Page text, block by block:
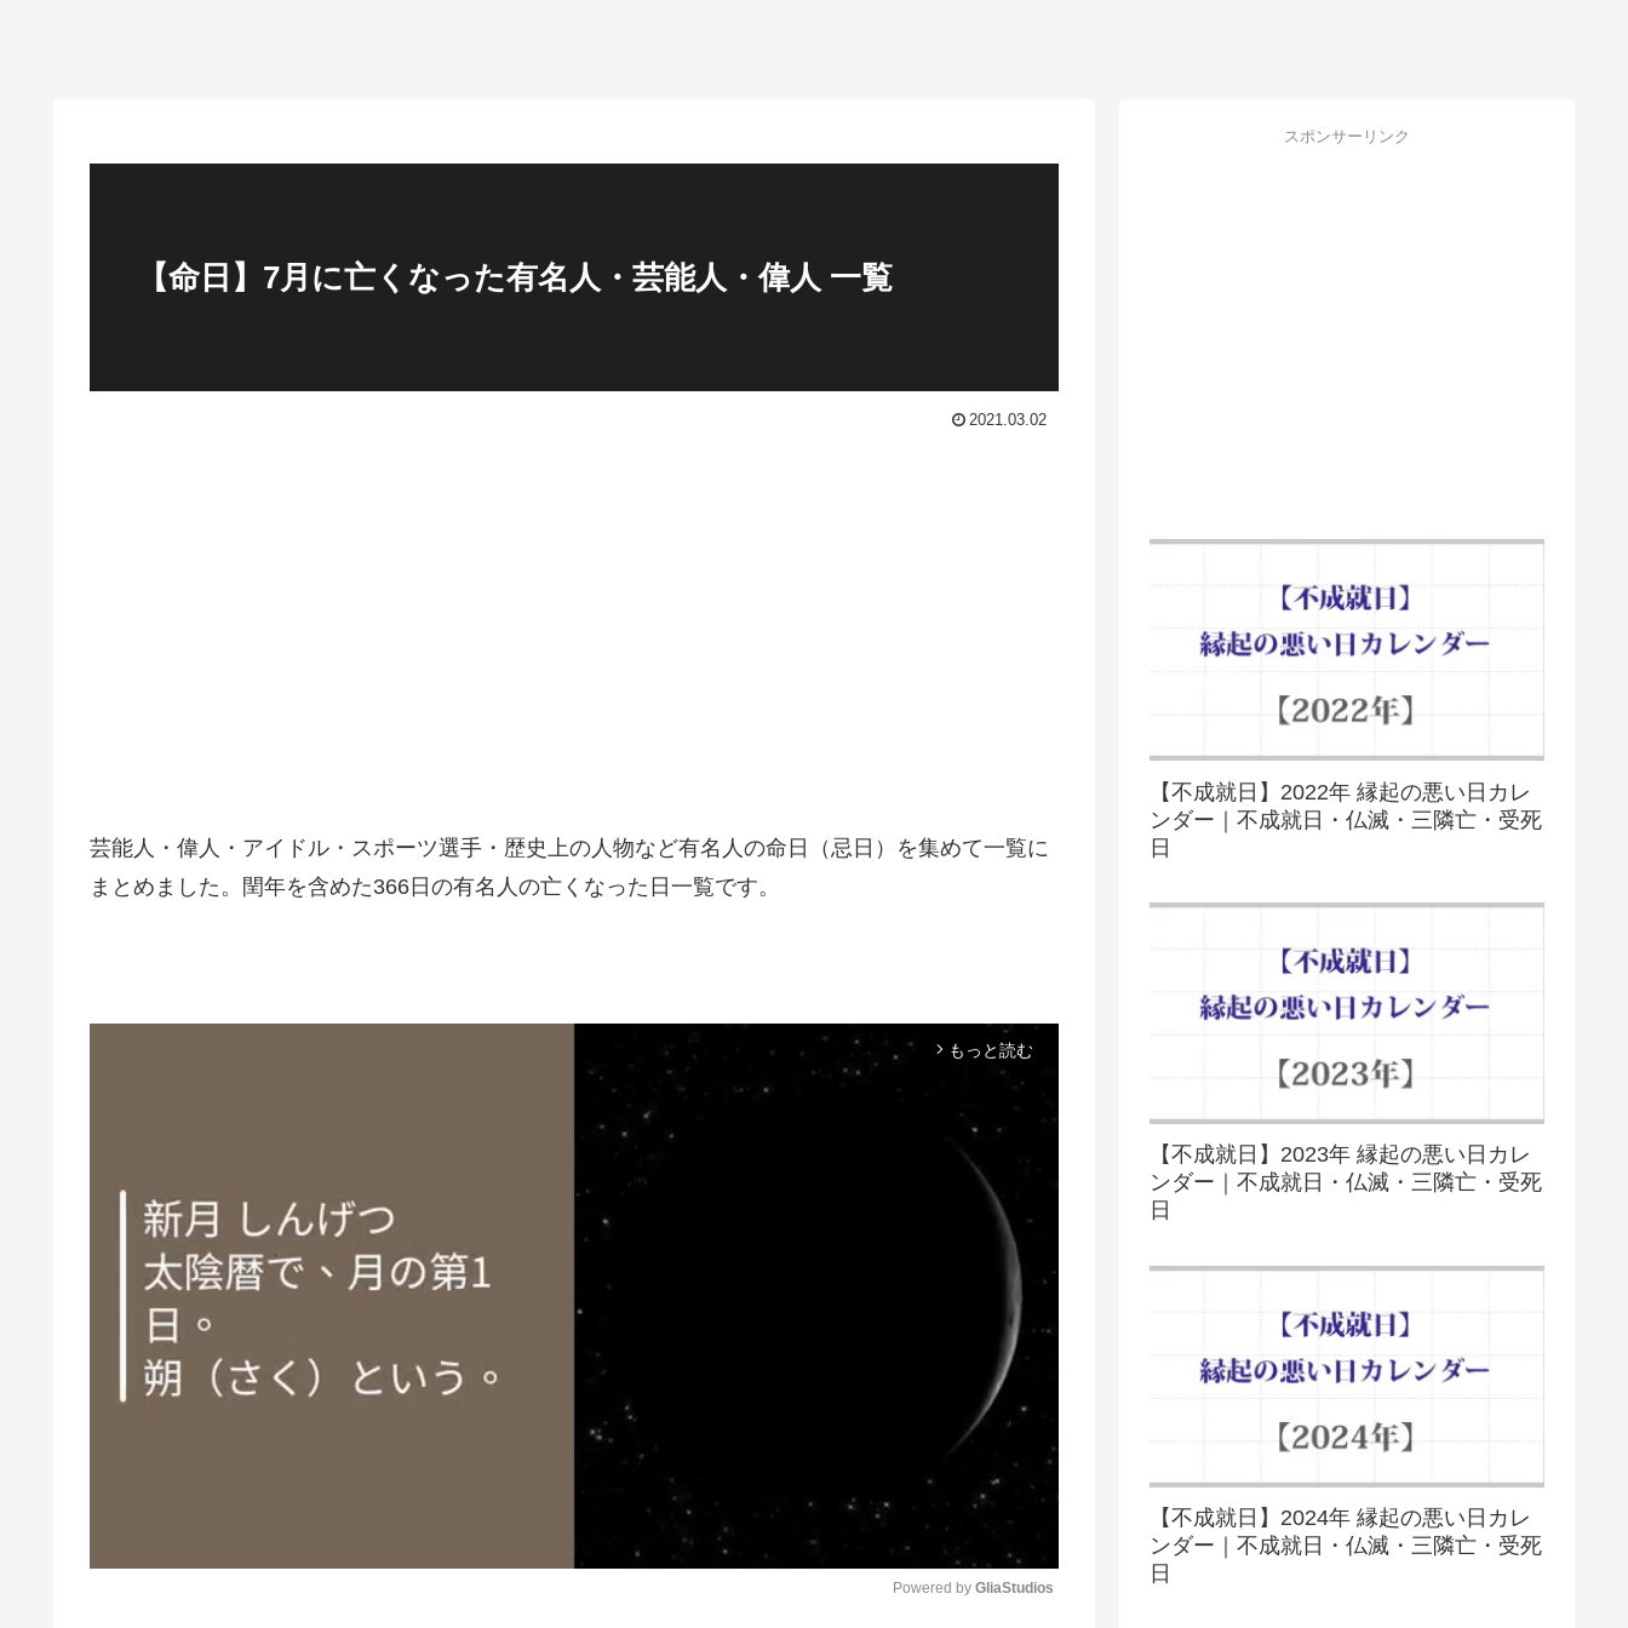
【命日】7月に亡くなった有名人・芸能人・偉人 一覧
2021.03.02
芸能人・偉人・アイドル・スポーツ選手・歴史上の人物など有名人の命日（忌日）を集めて一覧に
まとめました。閏年を含めた366日の有名人の亡くなった日一覧です。
arrow_forward_ios もっと読む
Powered by GliaStudios
スポンサーリンク
【不成就日】2022年 縁起の悪い日カレ
ンダー｜不成就日・仏滅・三隣亡・受死
日
【不成就日】2023年 縁起の悪い日カレ
ンダー｜不成就日・仏滅・三隣亡・受死
日
【不成就日】2024年 縁起の悪い日カレ
ンダー｜不成就日・仏滅・三隣亡・受死
日